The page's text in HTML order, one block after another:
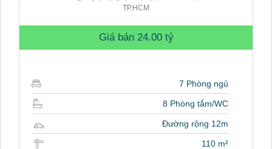
TP.HCM
Giá bán 24.00 tỷ
7 Phòng ngủ
8 Phòng tắm/WC
Đường rộng 12m
110 m²